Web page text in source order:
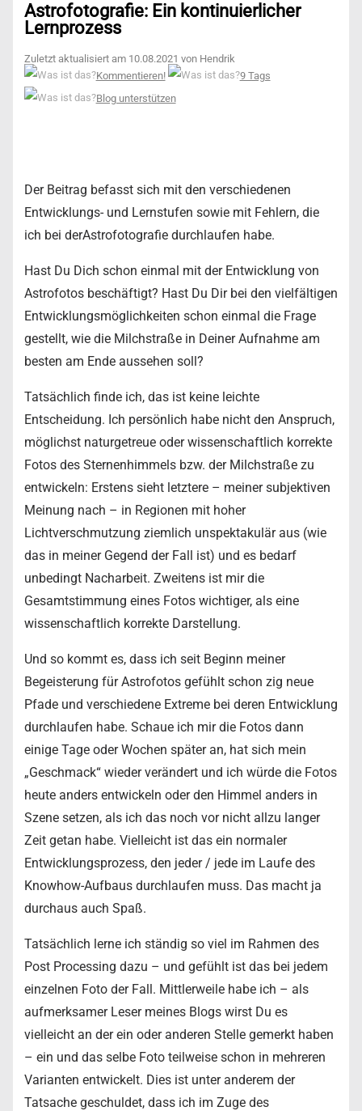
Astrofotografie: Ein kontinuierlicher
Lernprozess
Zuletzt aktualisiert am 10.08.2021 von Hendrik
Kommentieren!
9 Tags
Blog unterstützen
Der Beitrag befasst sich mit den verschiedenen
Entwicklungs- und Lernstufen sowie mit Fehlern, die
ich bei derAstrofotografie durchlaufen habe.
Hast Du Dich schon einmal mit der Entwicklung von
Astrofotos beschäftigt? Hast Du Dir bei den vielfältigen
Entwicklungsmöglichkeiten schon einmal die Frage
gestellt, wie die Milchstraße in Deiner Aufnahme am
besten am Ende aussehen soll?
Tatsächlich finde ich, das ist keine leichte
Entscheidung. Ich persönlich habe nicht den Anspruch,
möglichst naturgetreue oder wissenschaftlich korrekte
Fotos des Sternenhimmels bzw. der Milchstraße zu
entwickeln: Erstens sieht letztere – meiner subjektiven
Meinung nach – in Regionen mit hoher
Lichtverschmutzung ziemlich unspektakulär aus (wie
das in meiner Gegend der Fall ist) und es bedarf
unbedingt Nacharbeit. Zweitens ist mir die
Gesamtstimmung eines Fotos wichtiger, als eine
wissenschaftlich korrekte Darstellung.
Und so kommt es, dass ich seit Beginn meiner
Begeisterung für Astrofotos gefühlt schon zig neue
Pfade und verschiedene Extreme bei deren Entwicklung
durchlaufen habe. Schaue ich mir die Fotos dann
einige Tage oder Wochen später an, hat sich mein
„Geschmack“ wieder verändert und ich würde die Fotos
heute anders entwickeln oder den Himmel anders in
Szene setzen, als ich das noch vor nicht allzu langer
Zeit getan habe. Vielleicht ist das ein normaler
Entwicklungsprozess, den jeder / jede im Laufe des
Knowhow-Aufbaus durchlaufen muss. Das macht ja
durchaus auch Spaß.
Tatsächlich lerne ich ständig so viel im Rahmen des
Post Processing dazu – und gefühlt ist das bei jedem
einzelnen Foto der Fall. Mittlerweile habe ich – als
aufmerksamer Leser meines Blogs wirst Du es
vielleicht an der ein oder anderen Stelle gemerkt haben
– ein und das selbe Foto teilweise schon in mehreren
Varianten entwickelt. Dies ist unter anderem der
Tatsache geschuldet, dass ich im Zuge des